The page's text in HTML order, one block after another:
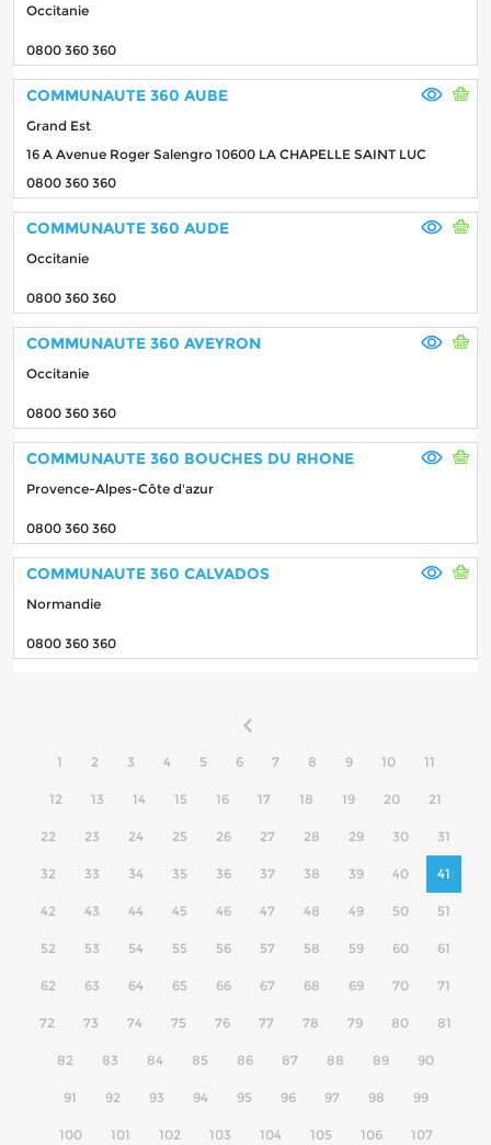
Occitanie
0800 360 360
COMMUNAUTE 360 AUBE
Grand Est
16 A Avenue Roger Salengro 10600 LA CHAPELLE SAINT LUC
0800 360 360
COMMUNAUTE 360 AUDE
Occitanie
0800 360 360
COMMUNAUTE 360 AVEYRON
Occitanie
0800 360 360
COMMUNAUTE 360 BOUCHES DU RHONE
Provence-Alpes-Côte d'azur
0800 360 360
COMMUNAUTE 360 CALVADOS
Normandie
0800 360 360
1 2 3 4 5 6 7 8 9 10 11
12 13 14 15 16 17 18 19 20 21
22 23 24 25 26 27 28 29 30 31
32 33 34 35 36 37 38 39 40 41
42 43 44 45 46 47 48 49 50 51
52 53 54 55 56 57 58 59 60 61
62 63 64 65 66 67 68 69 70 71
72 73 74 75 76 77 78 79 80 81
82 83 84 85 86 87 88 89 90
91 92 93 94 95 96 97 98 99
100 101 102 103 104 105 106 107